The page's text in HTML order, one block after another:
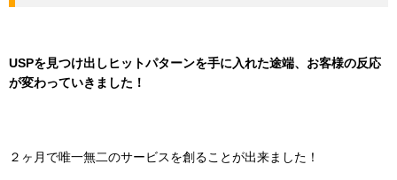
USPを見つけ出しヒットパターンを手に入れた途端、お客様の反応
が変わっていきました！
２ヶ月で唯一無二のサービスを創ることが出来ました！